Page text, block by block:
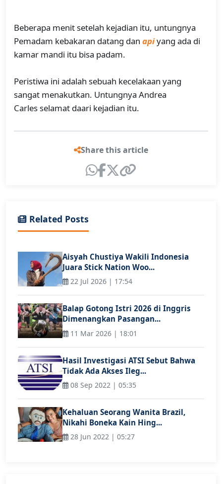
Beberapa menit setelah kejadian itu, untungnya
Pemadam kebakaran datang dan apiyang ada di
kamar mandi itu bisa padam.
Peristiwa ini adalah sebuah kecelakaan yang
sangat menakutkan. Untungnya Andrea
Carles selamat daari kejadian itu.
Share this article
Related Posts
Aisyah Chustiya Wakili Indonesia
Juara Stick Nation Woo...
22 Jul 2026 | 17:54
Balap Gotong Istri 2026 di Inggris
Dimenangkan Pasangan...
11 Mar 2026 | 18:01
Hasil Investigasi ATSI Sebut Bahwa
Tidak Ada Akses Ileg...
08 Sep 2022 | 05:35
Kehaluan Seorang Wanita Brazil,
Nikahi Boneka Kain Hing...
28 Jun 2022 | 05:27